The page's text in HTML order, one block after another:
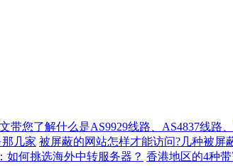
带您了解什么是AS9929线路、AS4837线路
几家 被屏蔽的网站怎样才能访问?几种被屏
如何挑选海外中转服务器？ 香港地区的4种